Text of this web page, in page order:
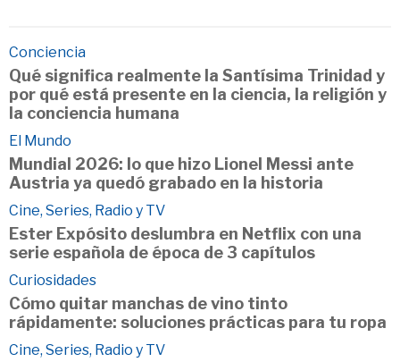
Conciencia
Qué significa realmente la Santísima Trinidad y
por qué está presente en la ciencia, la religión y
la conciencia humana
El Mundo
Mundial 2026: lo que hizo Lionel Messi ante
Austria ya quedó grabado en la historia
Cine, Series, Radio y TV
Ester Expósito deslumbra en Netflix con una
serie española de época de 3 capítulos
Curiosidades
Cómo quitar manchas de vino tinto
rápidamente: soluciones prácticas para tu ropa
Cine, Series, Radio y TV